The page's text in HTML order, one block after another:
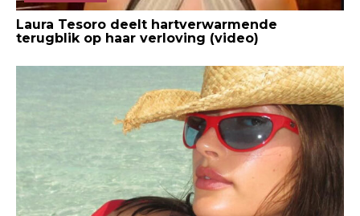
Laura Tesoro deelt hartverwarmende
terugblik op haar verloving (video)